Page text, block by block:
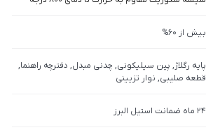
بیش از 60%
پایه رگلاژ, پین سیلیکونی, چدنی مبدل, دفترچه راهنما,
قطعه صلیبی, نوار تزیینی
24 ماه ضمانت استیل البرز